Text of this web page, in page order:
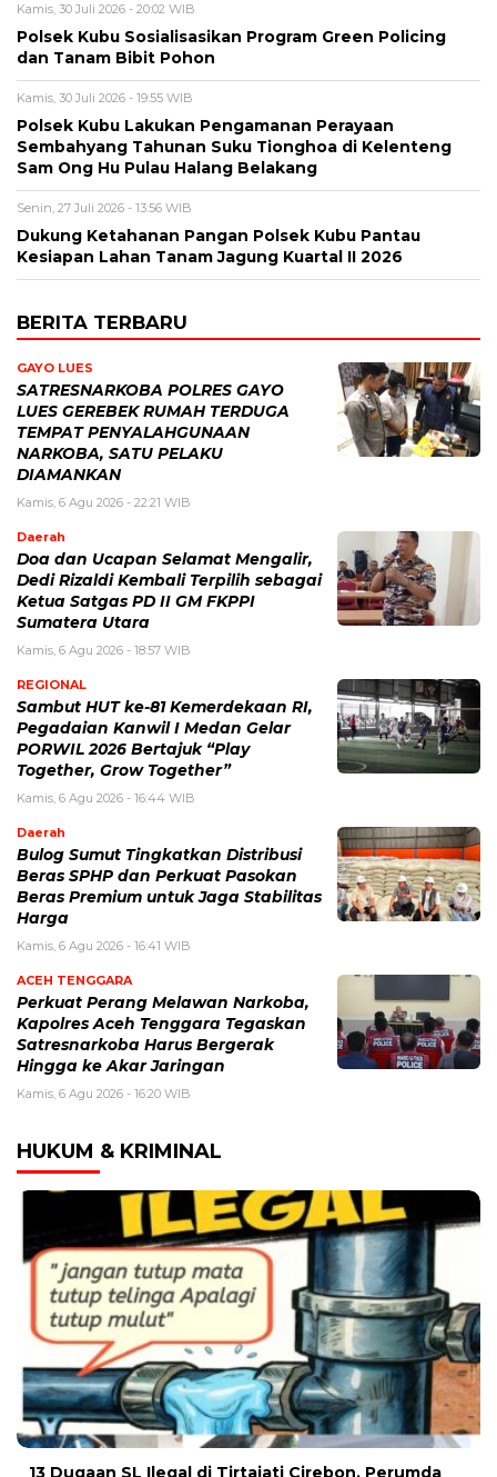
Kamis, 30 Juli 2026 - 20:02 WIB
Polsek Kubu Sosialisasikan Program Green Policing
dan Tanam Bibit Pohon
Kamis, 30 Juli 2026 - 19:55 WIB
Polsek Kubu Lakukan Pengamanan Perayaan
Sembahyang Tahunan Suku Tionghoa di Kelenteng
Sam Ong Hu Pulau Halang Belakang
Senin, 27 Juli 2026 - 13:56 WIB
Dukung Ketahanan Pangan Polsek Kubu Pantau
Kesiapan Lahan Tanam Jagung Kuartal II 2026
BERITA TERBARU
GAYO LUES
SATRESNARKOBA POLRES GAYO
LUES GEREBEK RUMAH TERDUGA
TEMPAT PENYALAHGUNAAN
NARKOBA, SATU PELAKU
DIAMANKAN
Kamis, 6 Agu 2026 - 22:21 WIB
Daerah
Doa dan Ucapan Selamat Mengalir,
Dedi Rizaldi Kembali Terpilih sebagai
Ketua Satgas PD II GM FKPPI
Sumatera Utara
Kamis, 6 Agu 2026 - 18:57 WIB
REGIONAL
Sambut HUT ke-81 Kemerdekaan RI,
Pegadaian Kanwil I Medan Gelar
PORWIL 2026 Bertajuk “Play
Together, Grow Together”
Kamis, 6 Agu 2026 - 16:44 WIB
Daerah
Bulog Sumut Tingkatkan Distribusi
Beras SPHP dan Perkuat Pasokan
Beras Premium untuk Jaga Stabilitas
Harga
Kamis, 6 Agu 2026 - 16:41 WIB
ACEH TENGGARA
Perkuat Perang Melawan Narkoba,
Kapolres Aceh Tenggara Tegaskan
Satresnarkoba Harus Bergerak
Hingga ke Akar Jaringan
Kamis, 6 Agu 2026 - 16:20 WIB
HUKUM & KRIMINAL